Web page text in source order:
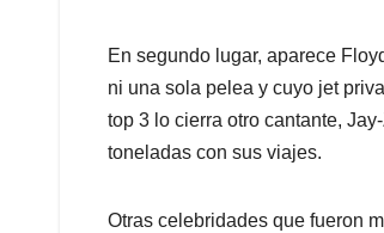
En segundo lugar, aparece
ni una sola pelea y cuyo jet
top 3 lo cierra otro cantante,
toneladas con sus viajes.
Otras celebridades que fueron